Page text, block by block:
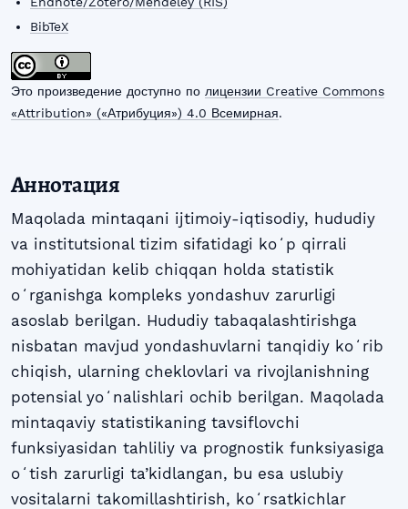
BibTeX
Это произведение доступно по лицензии Creative Commons
«Attribution» («Атрибуция») 4.0 Всемирная.
Аннотация
Maqolada mintaqani ijtimoiy-iqtisodiy, hududiy
va institutsional tizim sifatidagi koʻp qirrali
mohiyatidan kelib chiqqan holda statistik
oʻrganishga kompleks yondashuv zarurligi
asoslab berilgan. Hududiy tabaqalashtirishga
nisbatan mavjud yondashuvlarni tanqidiy koʻrib
chiqish, ularning cheklovlari va rivojlanishning
potensial yoʻnalishlari ochib berilgan. Maqolada
mintaqaviy statistikaning tavsiflovchi
funksiyasidan tahliliy va prognostik funksiyasiga
oʻtish zarurligi ta’kidlangan, bu esa uslubiy
vositalarni takomillashtirish, koʻrsatkichlar